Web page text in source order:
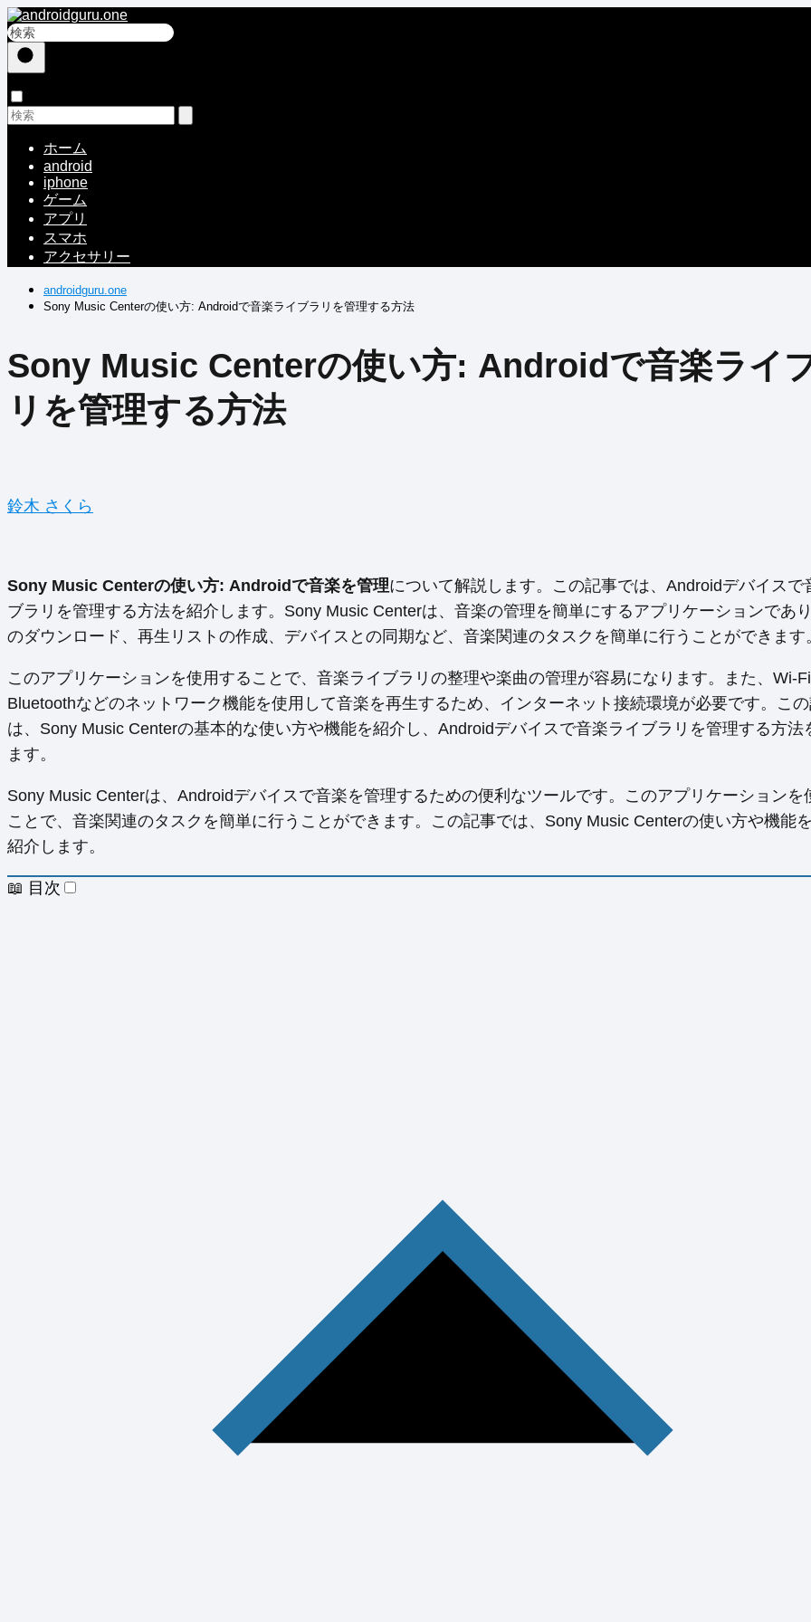
ホーム
android
iphone
ゲーム
アプリ
スマホ
アクセサリー
androidguru.one
Sony Music Centerの使い方: Androidで音楽ライブラリを管理する方法
Sony Music Centerの使い方: Androidで音楽ライ
リを管理する方法
鈴木 さくら
Sony Music Centerの使い方: Androidで音楽を管理について解説します。この記事では、Androidデバイスで
ブラリを管理する方法を紹介します。Sony Music Centerは、音楽の管理を簡単にするアプリケーションであ
のダウンロード、再生リストの作成、デバイスとの同期など、音楽関連のタスクを簡単に行うことができます
このアプリケーションを使用することで、音楽ライブラリの整理や楽曲の管理が容易になります。また、Wi-
Bluetoothなどのネットワーク機能を使用して音楽を再生するため、インターネット接続環境が必要です。こ
は、Sony Music Centerの基本的な使い方や機能を紹介し、Androidデバイスで音楽ライブラリを管理する方法
ます。
Sony Music Centerは、Androidデバイスで音楽を管理するための便利なツールです。このアプリケーションを
ことで、音楽関連のタスクを簡単に行うことができます。この記事では、Sony Music Centerの使い方や機能
紹介します。
📖 目次